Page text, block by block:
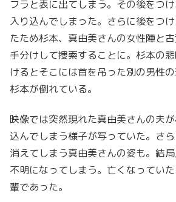
フラと表に出てしまう。その後をつ
入り込んでしまった。さらに後をつ
たため杉本、真由美さんの女性陣と
手分けして捜索することに。杉本の
けるとそこには首を吊った別の男性
杉本が倒れている。
映像では突然現れた真由美さんの夫
込んでしまう様子が写っていた。さ
消えてしまう真由美さんの姿も。結
不明になってしまう。亡くなってい
輩であった。